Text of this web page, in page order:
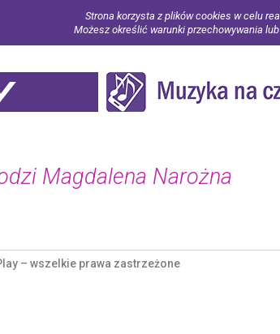
Strona korzysta z plików cookies w celu
Możesz określić warunki przechowywania
Magdalena Narożna
– wszelkie prawa zastrzeżone